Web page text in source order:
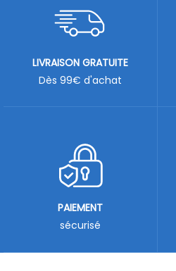
LIVRAISON GRATUITE
Dès 99€ d'achat
PAIEMENT
sécurisé